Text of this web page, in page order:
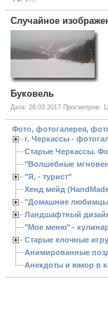
Случайное
Буковель
Дата: 28.03.2017 Просмотров:
Фото, фотогалерея,
г. Черкассы -
Старые Черкассы.
"Волшебные
"Я, - турист"
Хенд мейд
"Домашние
Ландшафтный дизайн
"Мое меню" -
Старые елочные
Анимированные
Анекдоты и юмор в